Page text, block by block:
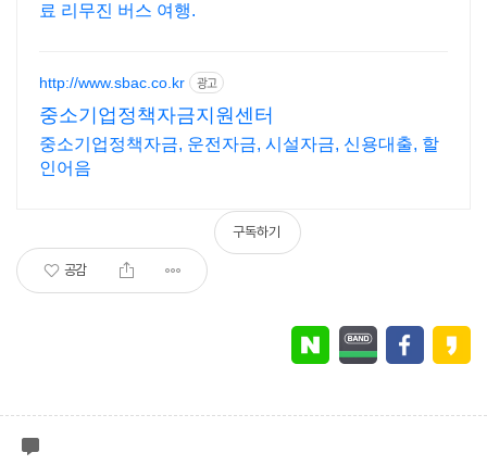
료 리무진 버스 여행.
http://www.sbac.co.kr 광고
중소기업정책자금지원센터
중소기업정책자금, 운전자금, 시설자금, 신용대출, 할
인어음
공감
구독하기